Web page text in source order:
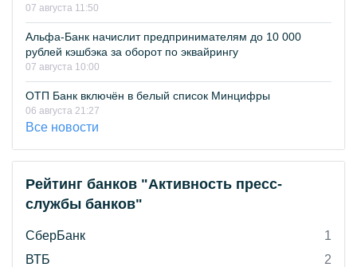
07 августа 11:50
Альфа-Банк начислит предпринимателям до 10 000
рублей кэшбэка за оборот по эквайрингу
07 августа 10:00
ОТП Банк включён в белый список Минцифры
06 августа 21:27
Все новости
Рейтинг банков "Активность пресс-
службы банков"
СберБанк
1
ВТБ
2